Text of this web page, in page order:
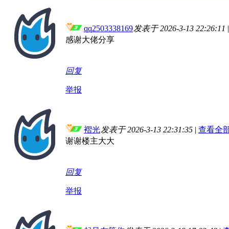
qq2503338169发表于 2026-3-13 22:26:11 |
感谢大佬分享
回复
举报
褶光发表于 2026-3-13 22:31:35 | 查看全
谢谢楼主大大
回复
举报